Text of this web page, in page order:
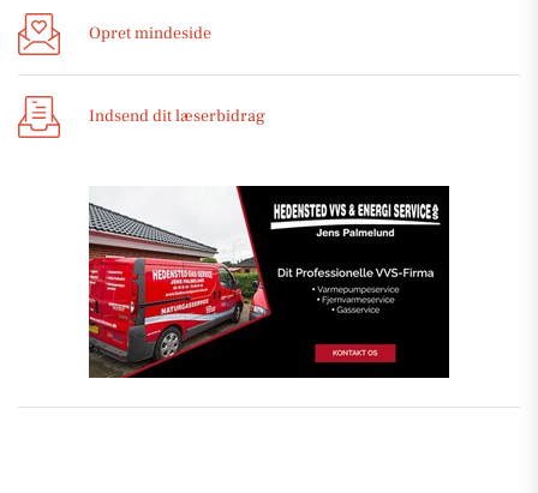
Opret mindeside
Indsend dit læserbidrag